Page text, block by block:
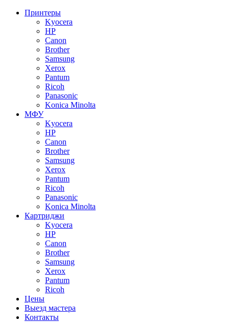
Принтеры
Kyocera
HP
Canon
Brother
Samsung
Xerox
Pantum
Ricoh
Panasonic
Konica Minolta
МФУ
Kyocera
HP
Canon
Brother
Samsung
Xerox
Pantum
Ricoh
Panasonic
Konica Minolta
Картриджи
Kyocera
HP
Canon
Brother
Samsung
Xerox
Pantum
Ricoh
Цены
Выезд мастера
Контакты